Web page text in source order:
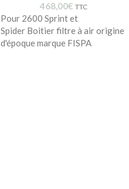
468,00€ TTC
Pour 2600 Sprint et
Spider Boitier filtre à air origine
d'époque marque FISPA